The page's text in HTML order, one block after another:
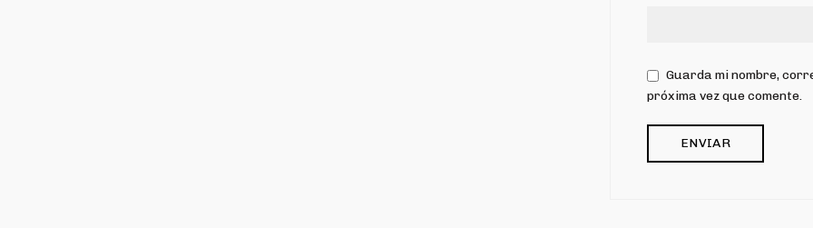
Guarda mi nombre,
próxima vez que comente.